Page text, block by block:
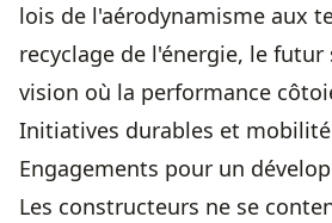
lois de l'aérodynamisme aux
recyclage de l'énergie, le futur
vision où la performance
Initiatives durables et
Engagements pour un
Les constructeurs ne se